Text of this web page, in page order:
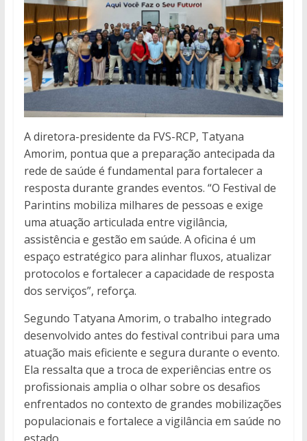
A diretora-presidente da FVS-RCP, Tatyana
Amorim, pontua que a preparação antecipada da
rede de saúde é fundamental para fortalecer a
resposta durante grandes eventos. “O Festival de
Parintins mobiliza milhares de pessoas e exige
uma atuação articulada entre vigilância,
assistência e gestão em saúde. A oficina é um
espaço estratégico para alinhar fluxos, atualizar
protocolos e fortalecer a capacidade de resposta
dos serviços”, reforça.
Segundo Tatyana Amorim, o trabalho integrado
desenvolvido antes do festival contribui para uma
atuação mais eficiente e segura durante o evento.
Ela ressalta que a troca de experiências entre os
profissionais amplia o olhar sobre os desafios
enfrentados no contexto de grandes mobilizações
populacionais e fortalece a vigilância em saúde no